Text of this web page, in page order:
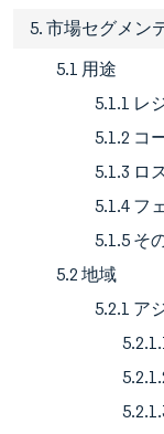
5. 市場セグメン
5.1 用途
5.1.1 レ
5.1.2 コ
5.1.3 ロ
5.1.4 フ
5.1.5 そ
5.2 地域
5.2.1 ア